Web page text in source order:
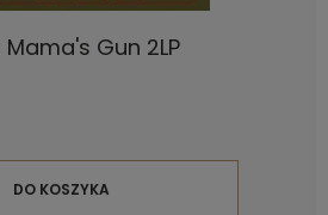
Mama's Gun 2LP
DO KOSZYKA